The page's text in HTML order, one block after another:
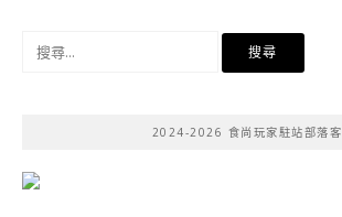
2024-2026 食尚玩家駐站部落客